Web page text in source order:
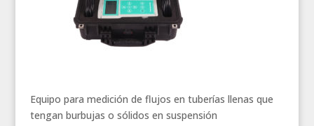
Equipo para medición de flujos en tuberías llenas que
tengan burbujas o sólidos en suspensión